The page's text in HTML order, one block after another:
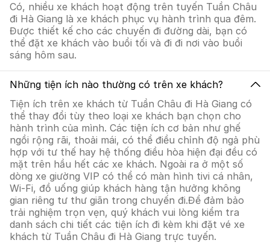
Có, nhiều xe khách hoạt động trên tuyến Tuần Châu
đi Hà Giang là xe khách phục vụ hành trình qua đêm.
Được thiết kế cho các chuyến đi đường dài, bạn có
thể đặt xe khách vào buổi tối và đi đi nơi vào buổi
sáng hôm sau.
Những tiện ích nào thường có trên xe khách?
Tiện ích trên xe khách từ Tuần Châu đi Hà Giang có
thể thay đổi tùy theo loại xe khách bạn chọn cho
hành trình của mình. Các tiện ích cơ bản như ghế
ngồi rộng rãi, thoải mái, có thể điều chỉnh độ ngả phù
hợp với tư thế hay hệ thống điều hòa hiện đại đều có
mặt trên hầu hết các xe khách. Ngoài ra ở một số
dòng xe giường VIP có thể có màn hình tivi cá nhân,
Wi-Fi, đồ uống giúp khách hàng tận hưởng không
gian riêng tư thư giãn trong chuyến đi.Để đảm bảo
trải nghiệm trọn vẹn, quý khách vui lòng kiểm tra
danh sách chi tiết các tiện ích đi kèm khi đặt vé xe
khách từ Tuần Châu đi Hà Giang trực tuyến.